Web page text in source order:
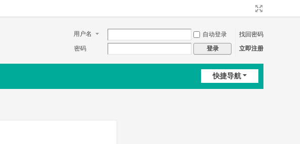
用户名 自动登录
找回密码
密码
登录 立即注册
快捷导航